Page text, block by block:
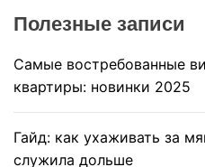
Полезные записи
Самые востребованные
квартиры: новинки 2025
Гайд: как ухаживать за
служила дольше